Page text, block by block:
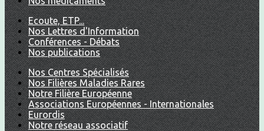
Ecoute, ETP...
Nos Lettres d'Information
Conférences - Débats
Nos publications
Nos Centres Spécialisés
Nos Filières Maladies Rares
Notre Filière Européenne
Associations Européennes - Internationales
Eurordis
Notre réseau associatif